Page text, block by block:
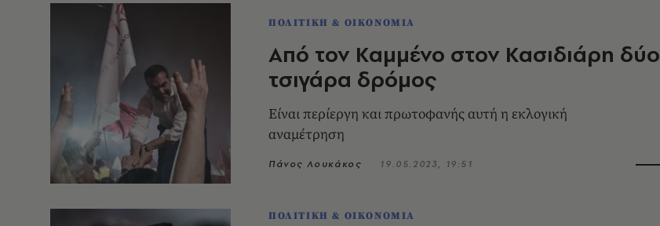
ΠΟΛΙΤΙΚΗ & ΟΙΚΟΝΟΜΙΑ
Από τον Καμμένο στον Κασιδιάρη δύο
τσιγάρα δρόμος
Είναι περίεργη και πρωτοφανής αυτή η εκλογική
αναμέτρηση
Πάνος Λουκάκος 19.05.2023, 19:51
ΠΟΛΙΤΙΚΗ & ΟΙΚΟΝΟΜΙΑ